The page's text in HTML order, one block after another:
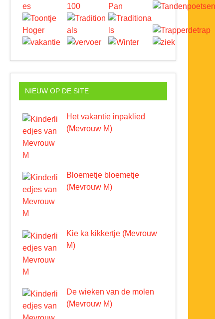
NIEUW OP DE SITE
Het vakantie inpaklied
(Mevrouw M)
Bloemetje bloemetje
(Mevrouw M)
Kie ka kikkertje (Mevrouw
M)
De wieken van de molen
(Mevrouw M)